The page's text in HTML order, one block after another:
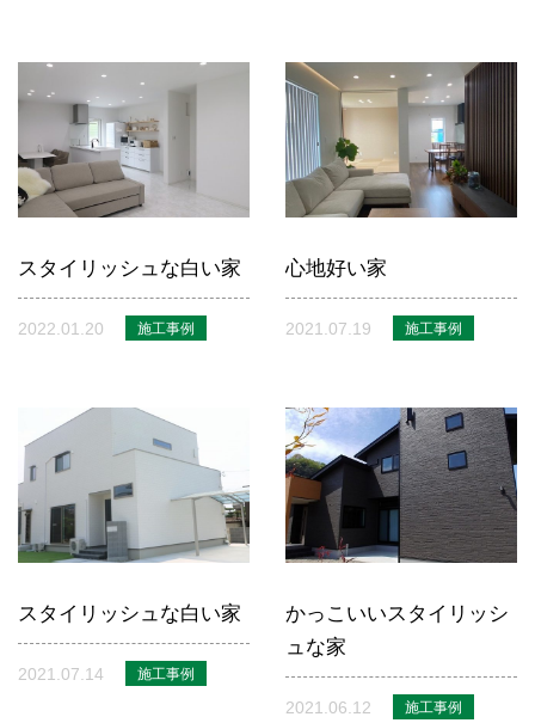
スタイリッシュな白い家
2022.01.20 施工事例
心地好い家
2021.07.19 施工事例
スタイリッシュな白い家
2021.07.14 施工事例
かっこいいスタイリッシ
ュな家
2021.06.12 施工事例